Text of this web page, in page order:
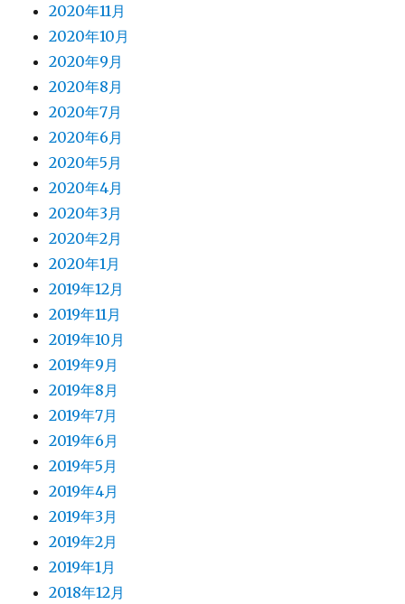
2020年11月
2020年10月
2020年9月
2020年8月
2020年7月
2020年6月
2020年5月
2020年4月
2020年3月
2020年2月
2020年1月
2019年12月
2019年11月
2019年10月
2019年9月
2019年8月
2019年7月
2019年6月
2019年5月
2019年4月
2019年3月
2019年2月
2019年1月
2018年12月